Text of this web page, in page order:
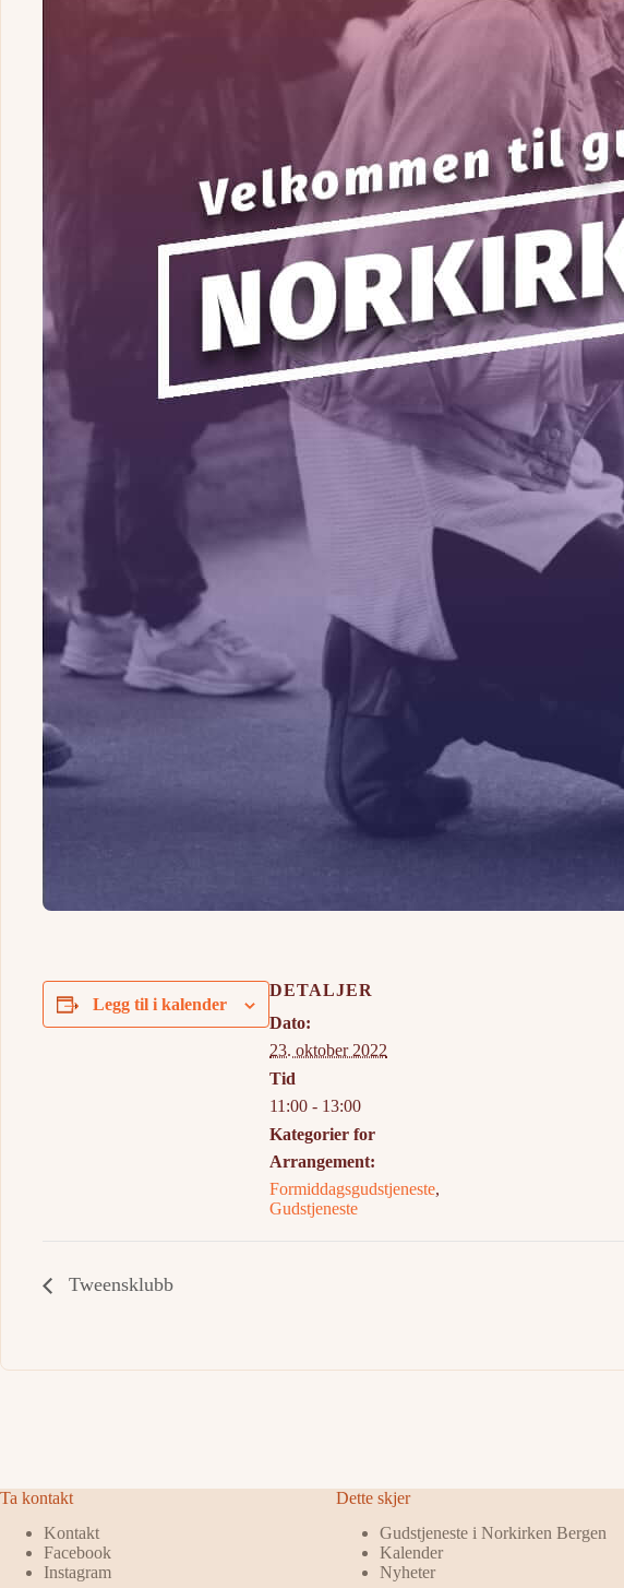
Legg til i kalender
DETALJER
Dato:
23. oktober 2022
Tid
11:00 - 13:00
Kategorier for
Arrangement:
Formiddagsgudstjeneste,
Gudstjeneste
Tweensklubb
Ta kontakt
Kontakt
Facebook
Instagram
Dette skjer
Gudstjeneste i Norkirken Bergen
Kalender
Nyheter